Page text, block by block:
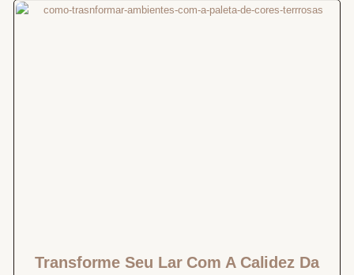
Transforme Seu Lar Com A Calidez Da